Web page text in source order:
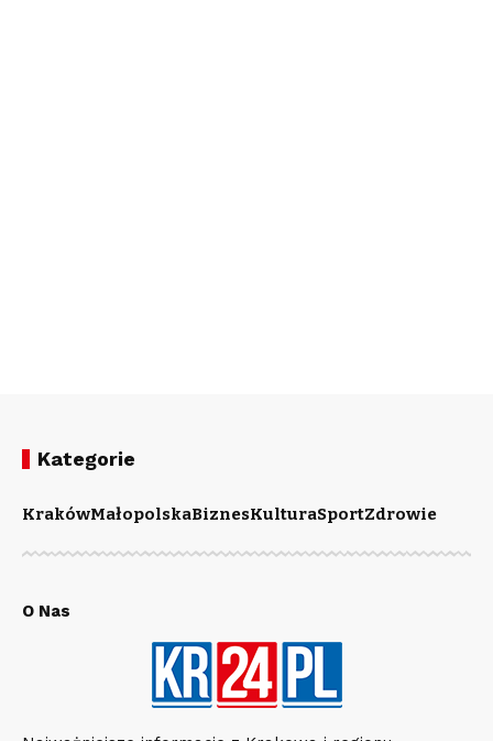
Kategorie
KrakówMałopolskaBiznesKulturaSportZdrowie
O Nas